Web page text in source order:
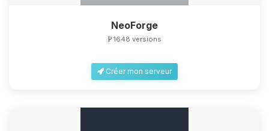
NeoForge
1648 versions
Créer mon serveur